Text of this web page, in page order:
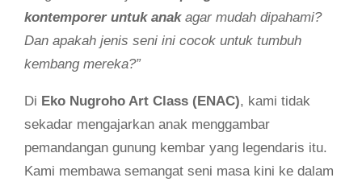
kontemporer untuk anakagar mudah dipahami?
Dan apakah jenis seni ini cocok untuk tumbuh
kembang mereka?”
Di Eko Nugroho Art Class (ENAC), kami tidak
sekadar mengajarkan anak menggambar
pemandangan gunung kembar yang legendaris itu.
Kami membawa semangat seni masa kini ke dalam